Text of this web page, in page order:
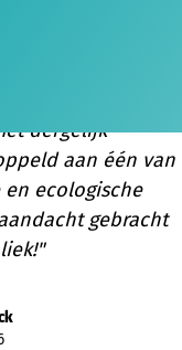
van
dergelijk
aan één van
ecologische
gebracht